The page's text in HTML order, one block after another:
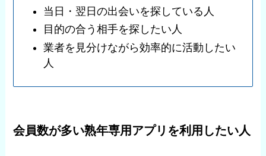
当日・翌日の出会いを探している人
目的の合う相手を探したい人
業者を見分けながら効率的に活動したい
人
会員数が多い熟年専用アプリを利用したい人